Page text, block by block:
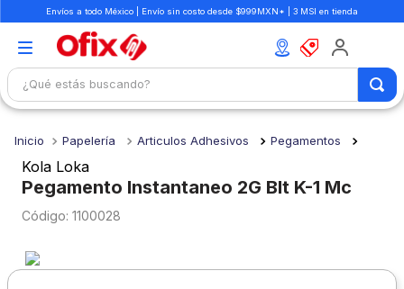
Envíos a todo México | Envío sin costo desde $999MXN* | 3 MSI en tienda
¿Qué estás buscando?
Papelería Articulos Adhesivos Pegamentos
Kola Loka
Pegamento Instantaneo 2G Blt K-1 Mc
: 1100028
1.
mochilas
2.
3.
cuaderno
5.
colores